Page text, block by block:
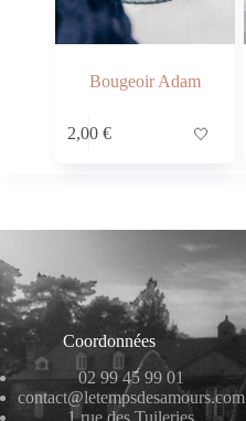
Bougeoir Adam
2,00 € 🤍
Coordonnées
02 99 45 99 01
contact@letempsdesamours.com
1 rue des Tuileries